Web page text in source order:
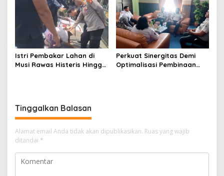
Istri Pembakar Lahan di
Musi Rawas Histeris Hingga
Perkuat Sinergitas Demi
Optimalisasi Pembinaan
Tinggalkan Balasan
Alamat email Anda tidak akan dipublikasikan. Ruas yang wajib
ditandai *